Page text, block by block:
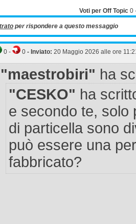
Voti per Off Topic 0
per rispondere a questo messaggio
0 - 0 - Inviato: 20 Maggio 2026 alle ore
"maestrobiri" ha
"CESKO" ha
e secondo te, solo
di particella sono
può essere una
fabbricato?